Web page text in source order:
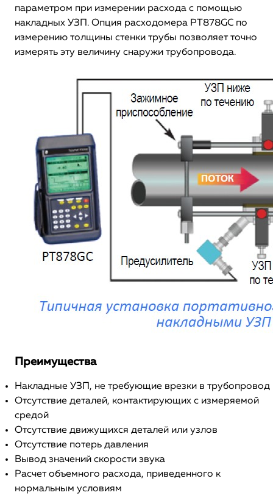
параметром при измерении расхода с помощью
накладных УЗП. Опция расходомера PT878GC по
измерению толщины стенки трубы позволяет точно
измерять эту величину снаружи трубопровода.
Преимущества
Накладные УЗП, не требующие врезки в трубопровод
Отсутствие деталей, контактирующих с измеряемой
средой
Отсутствие движущихся деталей или узлов
Отсутствие потерь давления
Вывод значений скорости звука
Расчет объемного расхода, приведенного к
нормальным условиям